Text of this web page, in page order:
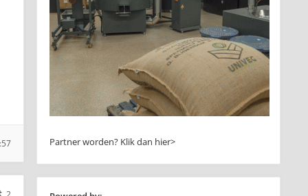
Partner worden? Klik dan hier>